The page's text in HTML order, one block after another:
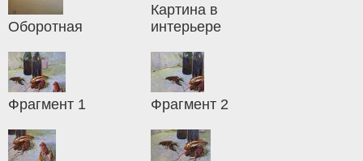
Оборотная
Картина в
интерьере
Фрагмент 1 Фрагмент 2